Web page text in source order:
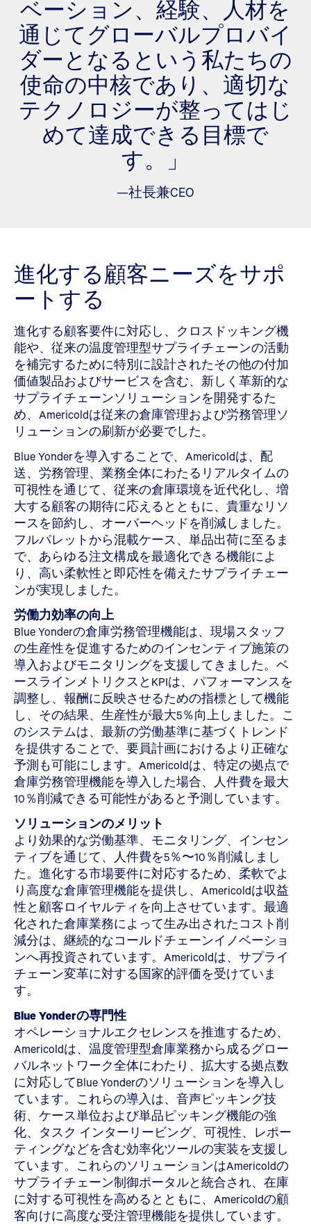
ベーション、経験、人材を
通じてグローバルプロバイ
ダーとなるという私たちの
使命の中核であり、適切な
テクノロジーが整ってはじ
めて達成できる目標で
す。」
—社長兼CEO
進化する顧客ニーズをサポ
ートする
進化する顧客要件に対応し、クロスドッキング機
能や、従来の温度管理型サプライチェーンの活動
を補完するために特別に設計されたその他の付加
価値製品およびサービスを含む、新しく革新的な
サプライチェーンソリューションを開発するた
め、Americoldは従来の倉庫管理および労務管理ソ
リューションの刷新が必要でした。
Blue Yonderを導入することで、Americoldは、配
送、労務管理、業務全体にわたるリアルタイムの
可視性を通じて、従来の倉庫環境を近代化し、増
大する顧客の期待に応えるとともに、貴重なリソ
ースを節約し、オーバーヘッドを削減しました。
フルパレットから混載ケース、単品出荷に至るま
で、あらゆる注文構成を最適化できる機能によ
り、高い柔軟性と即応性を備えたサプライチェー
ンが実現しました。
労働力効率の向上
Blue Yonderの倉庫労務管理機能は、現場スタッフ
の生産性を促進するためのインセンティブ施策の
導入およびモニタリングを支援してきました。ベ
ースラインメトリクスとKPIは、パフォーマンスを
調整し、報酬に反映させるための指標として機能
し、その結果、生産性が最大5％向上しました。こ
のシステムは、最新の労働基準に基づくトレンド
を提供することで、要員計画におけるより正確な
予測も可能にします。Americoldは、特定の拠点で
倉庫労務管理機能を導入した場合、人件費を最大
10％削減できる可能性があると予測しています。
ソリューションのメリット
より効果的な労働基準、モニタリング、インセン
ティブを通じて、人件費を5％〜10％削減しまし
た。進化する市場要件に対応するため、柔軟でよ
り高度な倉庫管理機能を提供し、Americoldは収益
性と顧客ロイヤルティを向上させています。最適
化された倉庫業務によって生み出されたコスト削
減分は、継続的なコールドチェーンイノベーショ
ンへ再投資されています。Americoldは、サプライ
チェーン変革に対する国家的評価を受けていま
す。
Blue Yonderの専門性
オペレーショナルエクセレンスを推進するため、
Americoldは、温度管理型倉庫業務から成るグロー
バルネットワーク全体にわたり、拡大する拠点数
に対応してBlue Yonderのソリューションを導入し
ています。これらの導入は、音声ピッキング技
術、ケース単位および単品ピッキング機能の強
化、タスク インターリービング、可視性、レポー
ティングなどを含む効率化ツールの実装を支援し
ています。これらのソリューションはAmericoldの
サプライチェーン制御ポータルと統合され、在庫
に対する可視性を高めるとともに、Americoldの顧
客向けに高度な受注管理機能を提供しています。